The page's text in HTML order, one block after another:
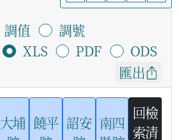
調值
調號
XLS
PDF
ODS
匯出
大埔 饒平 詔安 南四
回檢
索清